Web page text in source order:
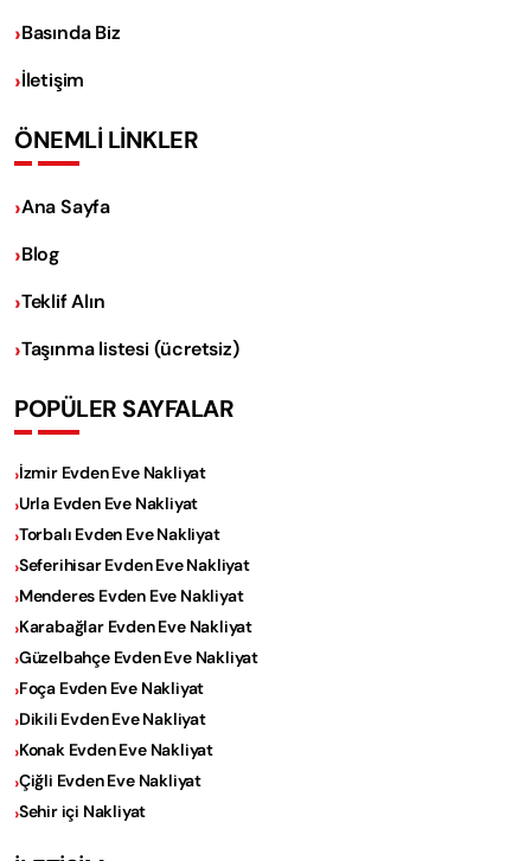
Basında Biz
İletişim
ÖNEMLİ LİNKLER
Ana Sayfa
Blog
Teklif Alın
Taşınma listesi (ücretsiz)
POPÜLER SAYFALAR
İzmir Evden Eve Nakliyat
Urla Evden Eve Nakliyat
Torbalı Evden Eve Nakliyat
Seferihisar Evden Eve Nakliyat
Menderes Evden Eve Nakliyat
Karabağlar Evden Eve Nakliyat
Güzelbahçe Evden Eve Nakliyat
Foça Evden Eve Nakliyat
Dikili Evden Eve Nakliyat
Konak Evden Eve Nakliyat
Çiğli Evden Eve Nakliyat
Sehir içi Nakliyat